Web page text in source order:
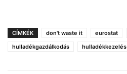
CÍMKÉK don't waste it eurostat
hulladékgazdálkodás
hulladékkezelés